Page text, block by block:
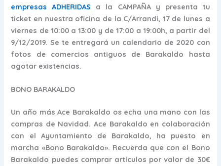
empresas ADHERIDAS a la CAMPAÑA y presenta tu
ticket en nuestra oficina de la C/Arrandi, 17 de lunes a
viernes de 10:00 a 13:00 y de 17:00 a 19:00h, a partir del
9/12/2019. Se te entregará un calendario de 2020 con
fotos de comercios antiguos de Barakaldo hasta
agotar existencias.
BONO BARAKALDO
Un año más Ace Barakaldo os echa una mano con las
compras de Navidad. Ace Barakaldo en colaboración
con el Ayuntamiento de Barakaldo, ha puesto en
marcha «Bono Barakaldo». Recuerda que con el Bono
Barakaldo puedes comprar artículos por valor de 30€